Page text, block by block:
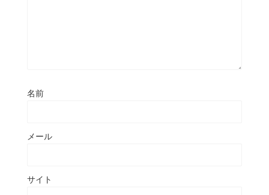
名前
メール
サイト